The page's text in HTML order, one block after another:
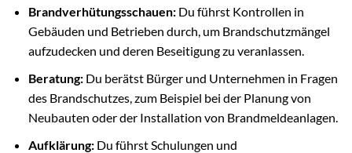
Brandverhütungsschauen:Du führst Kontrollen in
Gebäuden und Betrieben durch, um Brandschutzmängel
aufzudecken und deren Beseitigung zu veranlassen.
Beratung:Du berätst Bürger und Unternehmen in Fragen
des Brandschutzes, zum Beispiel bei der Planung von
Neubauten oder der Installation von Brandmeldeanlagen.
Aufklärung:Du führst Schulungen und